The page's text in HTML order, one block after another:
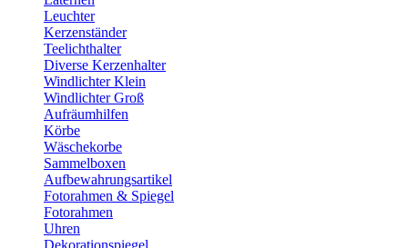
Leuchter
Kerzenständer
Teelichthalter
Diverse Kerzenhalter
Windlichter Klein
Windlichter Groß
Aufräumhilfen
Körbe
Wäschekorbe
Sammelboxen
Aufbewahrungsartikel
Fotorahmen & Spiegel
Fotorahmen
Uhren
Dekorationspiegel